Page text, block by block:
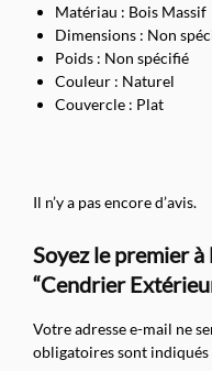
Matériau : Bois Massif
Dimensions : Non
Poids : Non spécifié
Couleur : Naturel
Couvercle : Plat
Il n’y a pas encore d’avis.
Soyez le premier
“Cendrier
Votre adresse e-mail ne
obligatoires sont indiqués